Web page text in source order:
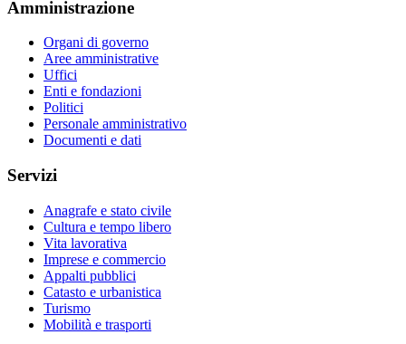
Amministrazione
Organi di governo
Aree amministrative
Uffici
Enti e fondazioni
Politici
Personale amministrativo
Documenti e dati
Servizi
Anagrafe e stato civile
Cultura e tempo libero
Vita lavorativa
Imprese e commercio
Appalti pubblici
Catasto e urbanistica
Turismo
Mobilità e trasporti